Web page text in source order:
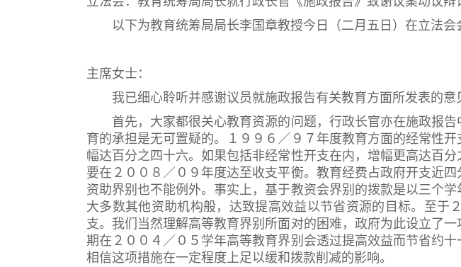
以下为教育统筹局局长李国章教授今日（二月五日）在立法会
主席女士：
我已细心聆听并感谢议员就施政报告有关教育方面所发表的意
首先，大家都很关心教育资源的问题，行政长官亦在施政报告
育的承担是无可置疑的。１９９６／９７年度教育方面的经常性
幅达百分之四十六。如果包括非经常性开支在内，增幅更高达百
要在２００８／０９年度达至收支平衡。教育经费占政府开支近
资助界别也不能例外。事实上，基于教资会界别的拨款是以三个
大多数其他资助机构般，达致提高效益以节省资源的目标。至
支。我们当然理解高等教育界别所面对的困难，政府为此设立了
期在２００４／０５学年高等教育界别会透过提高效益而节省约
相信这项措施在一定程度上足以缓和拨款削减的影响。